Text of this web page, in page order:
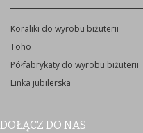
Koraliki do wyrobu biżuterii
Toho
Półfabrykaty do wyrobu biżuterii
Linka jubilerska
DOŁĄCZ DO NAS